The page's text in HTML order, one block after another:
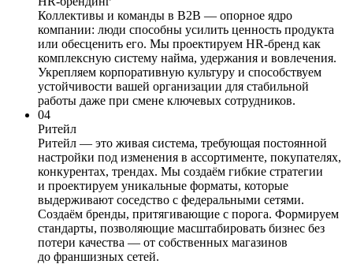
Коллективы и команды в В2В — опорное ядро
компании: люди способны усилить ценность продукта
или обесценить его. Мы проектируем HR-бренд как
комплексную систему найма, удержания и вовлечения.
Укрепляем корпоративную культуру и способствуем
устойчивости вашей организации для стабильной
работы даже при смене ключевых сотрудников.
04
Ритейл
Ритейл — это живая система, требующая постоянной
настройки под изменения в ассортименте, покупателях,
конкурентах, трендах. Мы создаём гибкие стратегии
и проектируем уникальные форматы, которые
выдерживают соседство с федеральными сетями.
Создаём бренды, притягивающие с порога. Формируем
стандарты, позволяющие масштабировать бизнес без
потери качества — от собственных магазинов
до франшизных сетей.